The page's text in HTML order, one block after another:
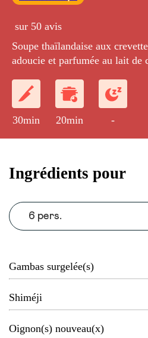
sur 50 avis
Soupe thaïlandaise aux
adoucie et parfumée au lait de
30min 20min -
Ingrédients pour
6 pers.
Gambas surgelée(s)
Shiméji
Oignon(s) nouveau(x)